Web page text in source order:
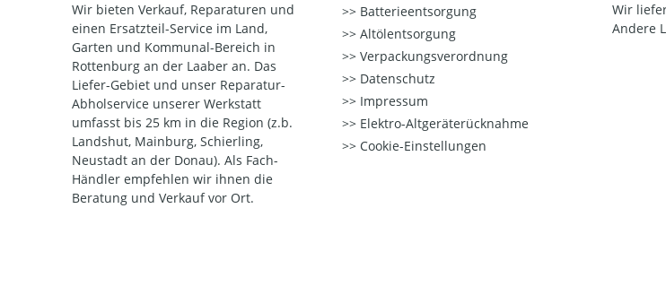
Wir bieten Verkauf, Reparaturen und
einen Ersatzteil-Service im Land,
Garten und Kommunal-Bereich in
Rottenburg an der Laaber an. Das
Liefer-Gebiet und unser Reparatur-
Abholservice unserer Werkstatt
umfasst bis 25 km in die Region (z.b.
Landshut, Mainburg, Schierling,
Neustadt an der Donau). Als Fach-
Händler empfehlen wir ihnen die
Beratung und Verkauf vor Ort.
Batterieentsorgung
Altölentsorgung
Verpackungsverordnung
Datenschutz
Impressum
Elektro-Altgeräterücknahme
Cookie-Einstellungen
Wir
Andere